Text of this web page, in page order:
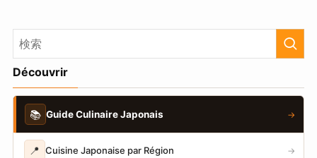
Découvrir
📚 Guide Culinaire Japonais →
📍 Cuisine Japonaise par Région →